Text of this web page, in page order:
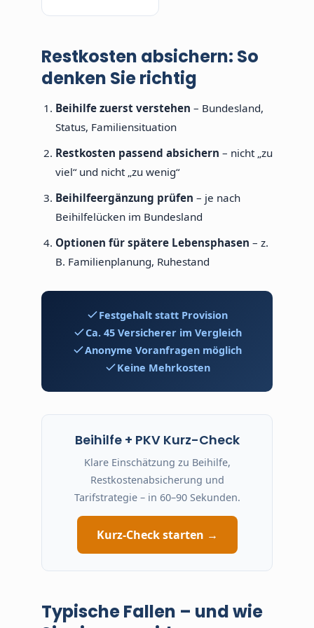
Restkosten absichern: So
denken Sie richtig
Beihilfe zuerst verstehen – Bundesland,
Status, Familiensituation
Restkosten passend absichern – nicht „zu
viel“ und nicht „zu wenig“
Beihilfeergänzung prüfen – je nach
Beihilfelücken im Bundesland
Optionen für spätere Lebensphasen – z.
B. Familienplanung, Ruhestand
Festgehalt statt Provision
Ca. 45 Versicherer im Vergleich
Anonyme Voranfragen möglich
Keine Mehrkosten
Beihilfe + PKV Kurz-Check
Klare Einschätzung zu Beihilfe,
Restkostenabsicherung und
Tarifstrategie – in 60–90 Sekunden.
Kurz-Check starten →
Typische Fallen – und wie